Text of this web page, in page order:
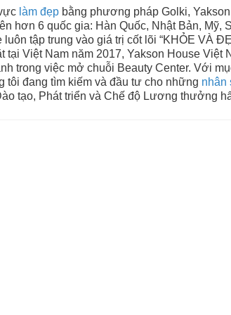
làm đẹp bằng phương pháp Golki,
hơn 6 quốc gia: Hàn Quốc, Nhật Bản, Mỹ,
tập trung vào giá trị cốt lõi “KHỎE VÀ
Việt Nam năm 2017, Yakson House Việt
trong việc mở chuỗi Beauty Center. Với
tôi đang tìm kiếm và đầu tư cho những nhân
tạo, Phát triển và Chế độ Lương thưởng